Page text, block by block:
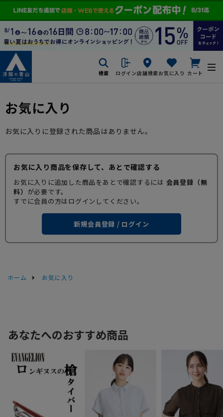
検索 ログイン店舗検索お気に入り カート
お気に入り
お気に入りに登録された商品はありません。
お気に入り商品を保存して、あとで確認する
お気に入りに追加した商品をあとで確認するには 会員登録（無
料） が必要です。
すでに会員の方はログインしてください。
新規会員登録 / ログイン
ホーム お気に入り